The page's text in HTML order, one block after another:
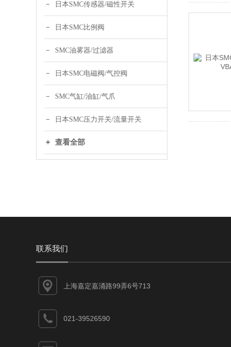
日本SMC传感器/磁性开关
日本SMC比例阀
SMC油雾器/过滤器
日本SMC电磁阀/气控阀
SMC气缸/油缸/气爪
日本SMC压力开关/流量开关
查看全部
联系我们
上海嘉定嘉涌路99弄6号713
021-39526590